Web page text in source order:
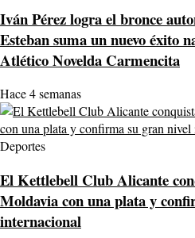
Iván Pérez logra el bronce
Esteban suma un nuevo éxito
Atlético Novelda Carmencita
Hace 4 semanas
Deportes
El Kettlebell Club Alicante
Moldavia con una plata y
internacional